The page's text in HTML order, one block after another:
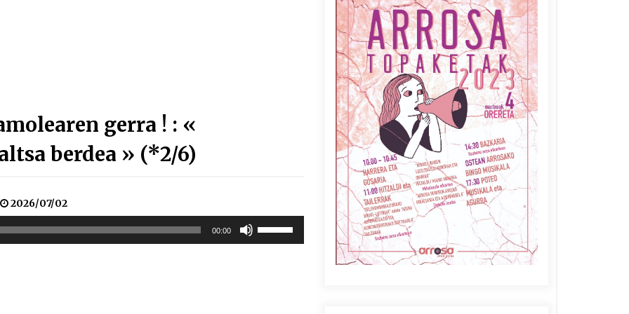
Azaroak 6 Iurretan Arrosa
sarearen IX. topaketak
2021/10/04
Berria egunkarian
elkarrizketa Arrosaren 20
urteez
2021/07/06
2021/07/01
Arrosaren laburpen bideoa
Hamaika Telebistaren eskutik
2021/06/30
gerra ! : «
berdea » (*2/6)
2026/07/02
00:00